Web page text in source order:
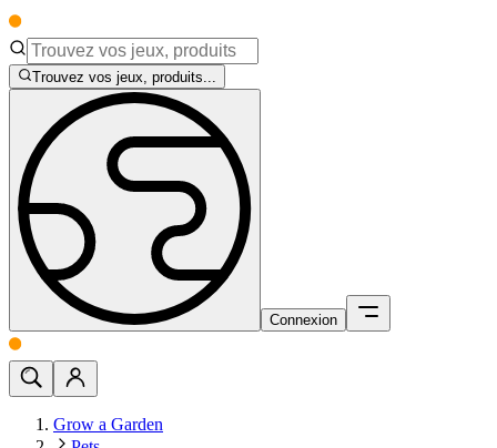
Trouvez vos jeux, produits...
Connexion
Grow a Garden